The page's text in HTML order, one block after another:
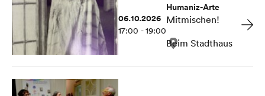
06.10.2026
17:00 - 19:00
Humaniz-Arte
Mitmischen!
Beim Stadthaus